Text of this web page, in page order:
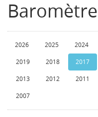
2026 2025 2024
2019 2018 2017
2013 2012 2011
2007